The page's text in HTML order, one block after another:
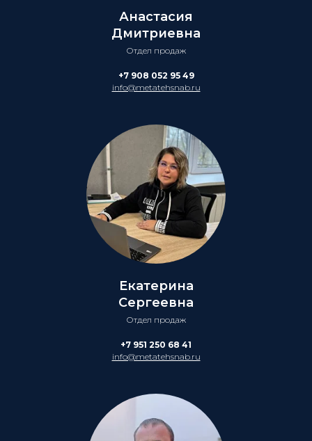
Анастасия
Дмитриевна
Отдел продаж
+7 908 052 95 49
info@metatehsnab.ru
Екатерина
Сергеевна
Отдел продаж
+7 951 250 68 41
info@metatehsnab.ru